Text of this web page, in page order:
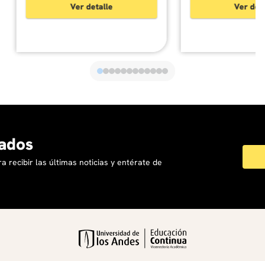
Ver detalle
recibir las últimas noticias y entérate de